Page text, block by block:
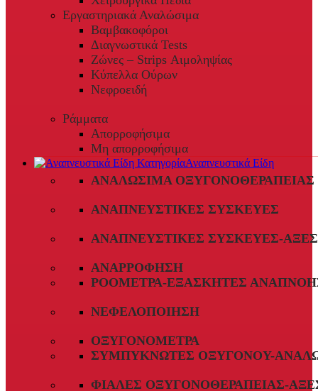
Εργαστηριακά Αναλώσιμα
Βαμβακοφόροι
Διαγνωστικά Tests
Ζώνες – Strips Αιμοληψίας
Κύπελλα Ούρων
Νεφροειδή
Ράμματα
Απορροφήσιμα
Μη απορροφήσιμα
Αναπνευστικά Είδη
ΑΝΑΛΏΣΙΜΑ ΟΞΥΓΟΝΟΘΕΡΑΠΕΊΑΣ
ΑΝΑΠΝΕΥΣΤΙΚΈΣ ΣΥΣΚΕΥΈΣ
ΑΝΑΠΝΕΥΣΤΙΚΈΣ ΣΥΣΚΕΥΈΣ-
ΑΝΑΡΡΌΦΗΣΗ
ΡΟΌΜΕΤΡΑ-ΕΞΑΣΚΗΤΈΣ
ΝΕΦΕΛΟΠΟΊΗΣΗ
ΟΞΥΓΟΝΌΜΕΤΡΑ
ΣΥΜΠΥΚΝΩΤΈΣ ΟΞΥΓΌΝΟΥ-
ΦΙΆΛΕΣ ΟΞΥΓΟΝΟΘΕΡΑΠΕΊΑΣ-